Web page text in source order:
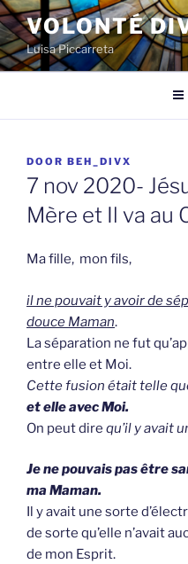
Spring
naar
de
inhoud
VOLONTÉ
Luisa Piccarreta
GEPLAATST
OP
DOOR BEH_DIVX
7 nov 2020-
Mère et Il va au
Ma fille, mon fils,
il ne pouvait y avoir de
douce Maman.
La séparation ne fut
entre elle et Moi.
Cette fusion était telle
et elle avec Moi.
On peut dire qu’il y avait
Je ne pouvais pas être
ma Maman.
Il y avait une sorte
de sorte qu’elle n’avait
de mon Esprit.